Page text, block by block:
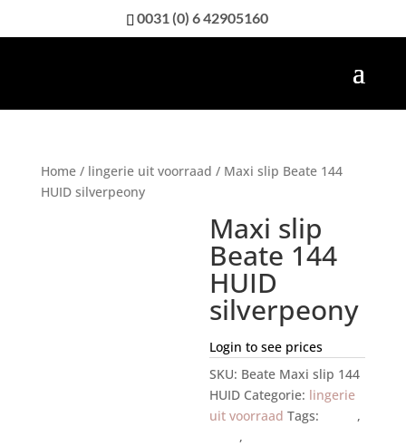
0031 (0) 6 42905160
Home/ lingerie uit voorraad / Maxi slip Beate 144
HUID silverpeony
Maxi slip
Beate 144
HUID
silverpeony
Login to see prices
SKU: Beate Maxi slip 144
HUID Categorie: lingerie
uit voorraad Tags:
,
,